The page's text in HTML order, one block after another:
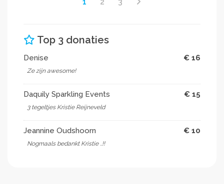
Top 3 donaties
Denise € 16
Ze zijn awesome!
Daquily Sparkling Events € 15
3 tegeltjes Kristie Reijneveld
Jeannine Oudshoorn € 10
Nogmaals bedankt Kristie ..!!